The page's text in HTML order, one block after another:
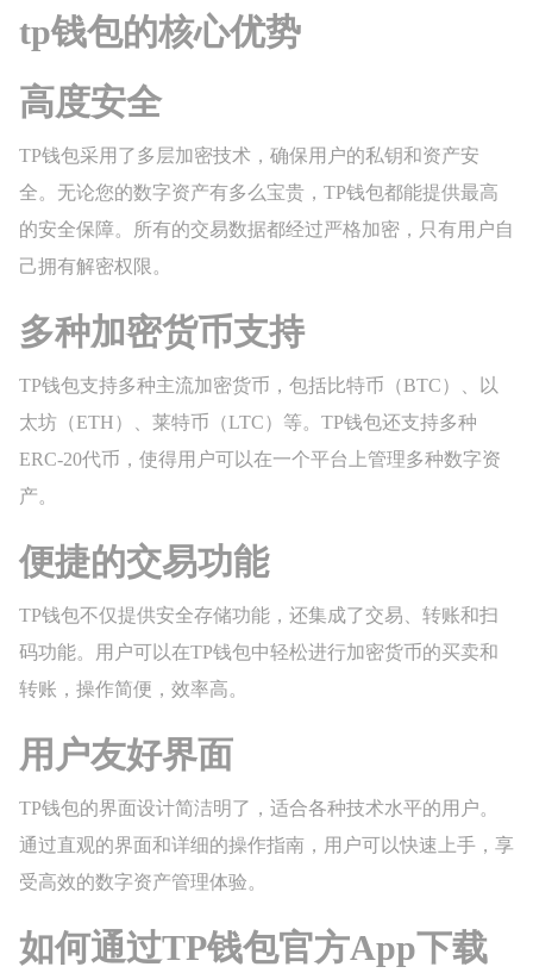
tp钱包的核心优势
高度安全
TP钱包采用了多层加密技术，确保用户的私钥和资产安
全。无论您的数字资产有多么宝贵，TP钱包都能提供最高
的安全保障。所有的交易数据都经过严格加密，只有用户自
己拥有解密权限。
多种加密货币支持
TP钱包支持多种主流加密货币，包括比特币（BTC）、以
太坊（ETH）、莱特币（LTC）等。TP钱包还支持多种
ERC-20代币，使得用户可以在一个平台上管理多种数字资
产。
便捷的交易功能
TP钱包不仅提供安全存储功能，还集成了交易、转账和扫
码功能。用户可以在TP钱包中轻松进行加密货币的买卖和
转账，操作简便，效率高。
用户友好界面
TP钱包的界面设计简洁明了，适合各种技术水平的用户。
通过直观的界面和详细的操作指南，用户可以快速上手，享
受高效的数字资产管理体验。
如何通过TP钱包官方App下载